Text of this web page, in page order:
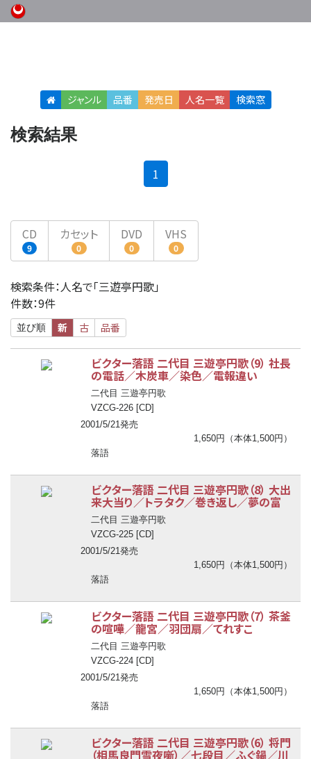
ジャンル 品番 発売日 人名一覧 検索窓
検索結果
1
CD
9
カセット
0
DVD
0
VHS
0
検索条件：人名で「三遊亭円歌」
件数：9件
並び順 新 古 品番
ビクター落語 二代目 三遊亭円歌（9） 社長
の電話／木炭車／染色／電報違い
二代目 三遊亭円歌
VZCG-226 [CD]
2001/5/21発売
1,650円（本体1,500円）
落語
ビクター落語 二代目 三遊亭円歌（8） 大出
来大当り／トラタク／巻き返し／夢の富
二代目 三遊亭円歌
VZCG-225 [CD]
2001/5/21発売
1,650円（本体1,500円）
落語
ビクター落語 二代目 三遊亭円歌（7） 茶釜
の喧嘩／龍宮／羽団扇／てれすこ
二代目 三遊亭円歌
VZCG-224 [CD]
2001/5/21発売
1,650円（本体1,500円）
落語
ビクター落語 二代目 三遊亭円歌（6） 将門
（相馬良門雪夜噺）／七段目／ふぐ鍋／川